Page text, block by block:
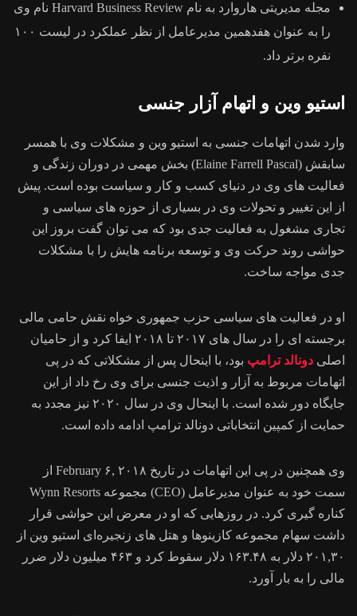
مجله مدیریتی هاروارد به نام Harvard Business Review نام وی
را به عنوان هفدهمین مدیرعامل از نظر عملکرد در لیست ۱۰۰
نفره برتر داد.
استیو وین و اتهام آزار جنسی
وارد شدن اتهامات جنسی به استیو وین و مشکلات وی با همسر
سابقش (Elaine Farrell Pascal) بخش مهمی در دوران زندگی و
فعالیت های وی در دنیای کسب و کار و سیاست بوده است. پیش
از این تغییر و تحولات وی در بسیاری از حوزه های سیاسی و
تجاری مشغول به فعالیت جدی بود که می توان گفت بروز این
حواشی روند حرکت وی و توسعه برنامه هایش را با مشکلات
جدی مواجه ساخت.
او در فعالیت های سیاسی حزب جمهوری خواه نقش حامی مالی
برجسته ای را در سال های ۲۰۱۷ تا ۲۰۱۸ ایفا کرد و از حامیان
اصلی دونالد ترامپ بود، با اینحال پس از مشکلاتی که در پی
اتهامات مربوط به آزار و اذیت جنسی برای وی رخ داد از این
جایگاه دور شده است. با اینحال وی در سال ۲۰۲۰ نیز مجدد به
حمایت از کمپین انتخاباتی دونالد ترامپ ادامه داده است.
وی همچنین در پی این اتهامات در تاریخ February ۶, ۲۰۱۸ از
سمت خود به عنوان مدیرعامل (CEO) مجموعه Wynn Resorts
کناره گیری کرد. در روزهایی که او در معرض این حواشی قرار
داشت سهام مجموعه کازینوها و هتل‌ های زنجیره‌ای استیو وین از
۲۰۱,۳۰ دلار به ۱۶۳.۴۸ دلار سقوط کرد و ۴۶۳ میلیون دلار ضرر
مالی را به بار آورد.